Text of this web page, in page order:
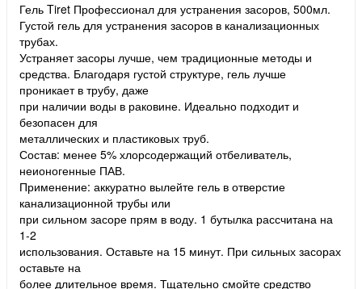
Гель Tiret Профессионал для устранения засоров, 500мл.
Густой гель для устранения засоров в канализационных
трубах.
Устраняет засоры лучше, чем традиционные методы и
средства. Благодаря густой структуре, гель лучше
проникает в трубу, даже
при наличии воды в раковине. Идеально подходит и
безопасен для
металлических и пластиковых труб.
Состав: менее 5% хлорсодержащий отбеливатель,
неионогенные ПАВ.
Применение: аккуратно вылейте гель в отверстие
канализационной трубы или
при сильном засоре прям в воду. 1 бутылка рассчитана на
1-2
использования. Оставьте на 15 минут. При сильных засорах
оставьте на
более длительное время. Тщательно смойте средство